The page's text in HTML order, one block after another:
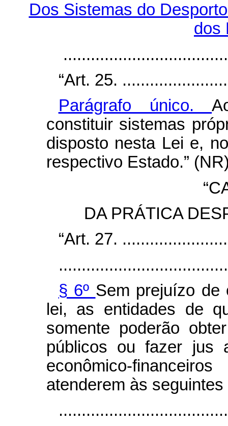
Dos Sistemas do
dos
“Art. 25.
Parágrafo único.
constituir sistemas
disposto nesta Lei e,
respectivo Estado.”
DA PRÁTICA
“Art. 27.
§ 6º Sem prejuízo de
lei, as entidades de
somente poderão
públicos ou fazer jus
econômico-
atenderem às